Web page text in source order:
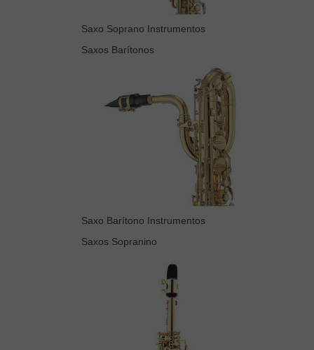
Saxo Soprano Instrumentos
Saxos Barítonos
Saxo Barítono Instrumentos
Saxos Sopranino